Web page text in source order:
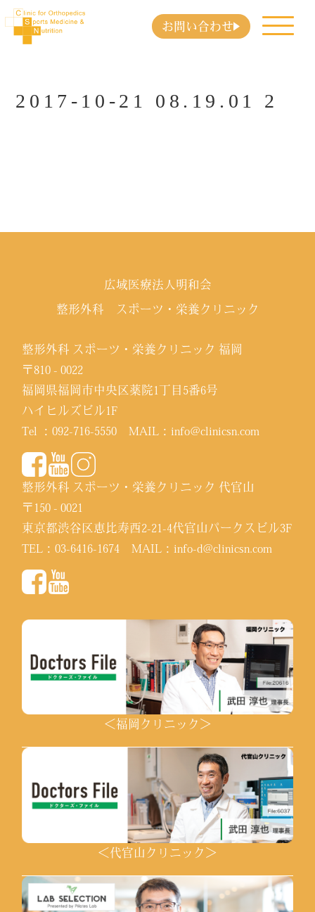
お問い合わせ
2017-10-21 08.19.01 2
広域医療法人明和会
整形外科 スポーツ・栄養クリニック
整形外科 スポーツ・栄養クリニック 福岡
〒810 - 0022
福岡県福岡市中央区薬院1丁目5番6号
ハイヒルズビル1F
Tel ：092-716-5550 MAIL：info@clinicsn.com
整形外科 スポーツ・栄養クリニック 代官山
〒150 - 0021
東京都渋谷区恵比寿西2-21-4代官山パークスビル3F
TEL：03-6416-1674 MAIL：info-d@clinicsn.com
＜福岡クリニック＞
＜代官山クリニック＞